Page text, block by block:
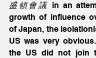
盛頓會議 in an
growth of influence
of Japan, the
US was very
the US did not join